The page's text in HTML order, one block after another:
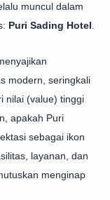
muncul dalam
Puri Sading Hotel
modern, seringkali
nilai (value) tinggi
apakah Puri
sebagai ikon
layanan, dan
menginap